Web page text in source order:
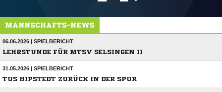
MANNSCHAFTS-NEWS
06.06.2026 | SPIELBERICHT
LEHRSTUNDE FÜR MTSV SELSINGEN II
31.05.2026 | SPIELBERICHT
TUS HIPSTEDT ZURÜCK IN DER SPUR